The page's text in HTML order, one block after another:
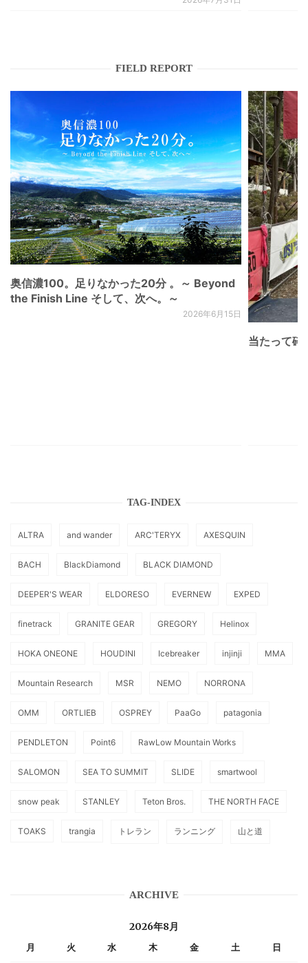
FIELD REPORT
奥信濃100。足りなかった20分 。～ Beyond
the Finish Line そして、次へ。～
2026年6月15日
当たって砕
TAG-INDEX
ALTRA and wander ARC'TERYX AXESQUIN
BACH BlackDiamond BLACK DIAMOND
DEEPER'S WEAR ELDORESO EVERNEW EXPED
finetrack GRANITE GEAR GREGORY Helinox
HOKA ONEONE HOUDINI Icebreaker injinji MMA
Mountain Research MSR NEMO NORRONA
OMM ORTLIEB OSPREY PaaGo patagonia
PENDLETON Point6 RawLow Mountain Works
SALOMON SEA TO SUMMIT SLIDE smartwool
snow peak STANLEY Teton Bros. THE NORTH FACE
TOAKS trangia トレラン ランニング 山と道
ARCHIVE
2026年8月
月 火 水 木 金 土 日